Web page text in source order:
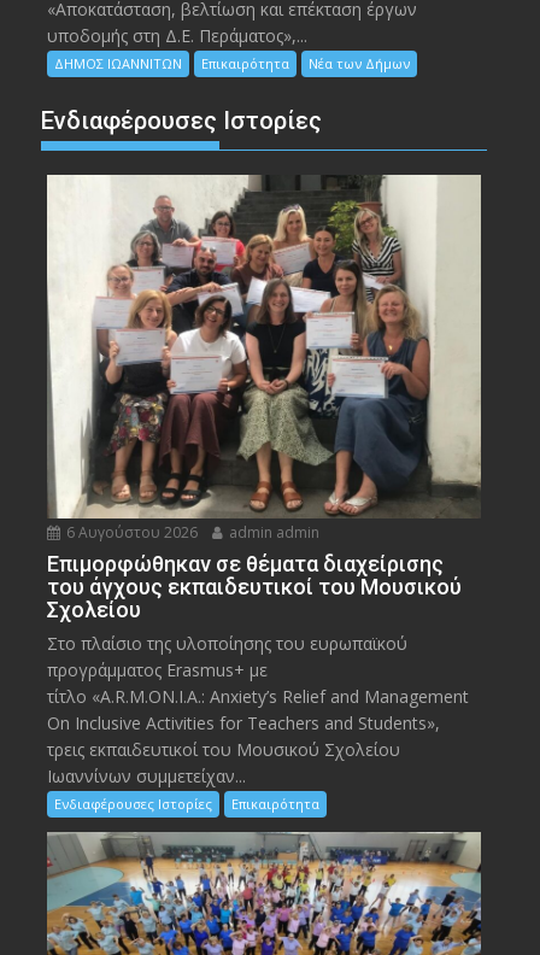
«Αποκατάσταση, βελτίωση και επέκταση έργων
υποδομής στη Δ.Ε. Περάματος»,...
ΔΗΜΟΣ ΙΩΑΝΝΙΤΩΝ Επικαιρότητα Νέα των Δήμων
Ενδιαφέρουσες Ιστορίες
6 Αυγούστου 2026 admin admin
Eπιμορφώθηκαν σε θέματα διαχείρισης
του άγχους εκπαιδευτικοί του Μουσικού
Σχολείου
Στο πλαίσιο της υλοποίησης του ευρωπαϊκού
προγράμματος Erasmus+ με
τίτλο «A.R.M.ON.I.A.: Anxiety’s Relief and Management
On Inclusive Activities for Teachers and Students»,
τρεις εκπαιδευτικοί του Μουσικού Σχολείου
Ιωαννίνων συμμετείχαν...
Ενδιαφέρουσες Ιστορίες Επικαιρότητα